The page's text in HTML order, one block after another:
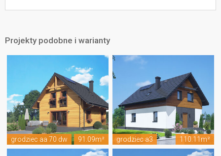
Projekty podobne i warianty
grodziec aa 70 dw 91.09m² grodziec a3 110.11m²